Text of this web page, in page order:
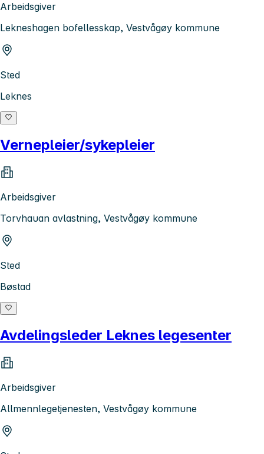
Arbeidsgiver
Lekneshagen bofellesskap, Vestvågøy kommune
Sted
Leknes
Vernepleier/sykepleier
Arbeidsgiver
Torvhauan avlastning, Vestvågøy kommune
Sted
Bøstad
Avdelingsleder Leknes legesenter
Arbeidsgiver
Allmennlegetjenesten, Vestvågøy kommune